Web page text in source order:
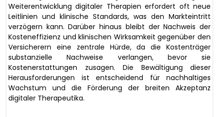
Weiterentwicklung digitaler Therapien erfordert oft neue
Leitlinien und klinische Standards, was den Markteintritt
verzögern kann. Darüber hinaus bleibt der Nachweis der
Kosteneffizienz und klinischen Wirksamkeit gegenüber den
Versicherern eine zentrale Hürde, da die Kostenträger
substanzielle Nachweise verlangen, bevor sie
Kostenerstattungen zusagen. Die Bewältigung dieser
Herausforderungen ist entscheidend für nachhaltiges
Wachstum und die Förderung der breiten Akzeptanz
digitaler Therapeutika.